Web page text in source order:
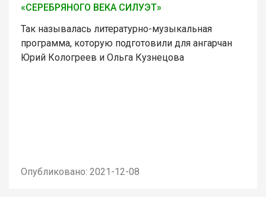
«СЕРЕБРЯНОГО ВЕКА СИЛУЭТ»
Так называлась литературно-музыкальная
программа, которую подготовили для ангарчан
Юрий Кологреев и Ольга Кузнецова
Опубликовано: 2021-12-08